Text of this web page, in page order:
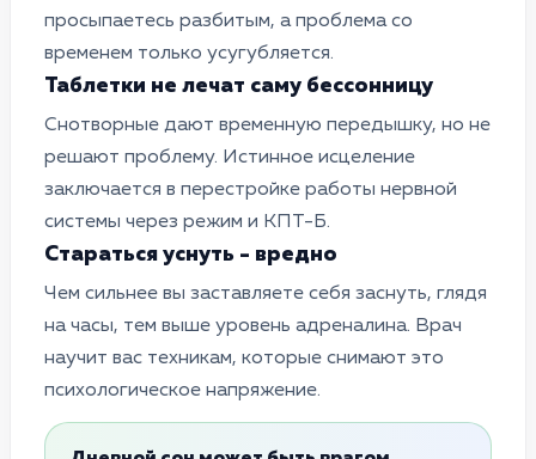
просыпаетесь разбитым, а проблема со
временем только усугубляется.
Таблетки не лечат саму бессонницу
Снотворные дают временную передышку, но не
решают проблему. Истинное исцеление
заключается в перестройке работы нервной
системы через режим и КПТ-Б.
Стараться уснуть - вредно
Чем сильнее вы заставляете себя заснуть, глядя
на часы, тем выше уровень адреналина. Врач
научит вас техникам, которые снимают это
психологическое напряжение.